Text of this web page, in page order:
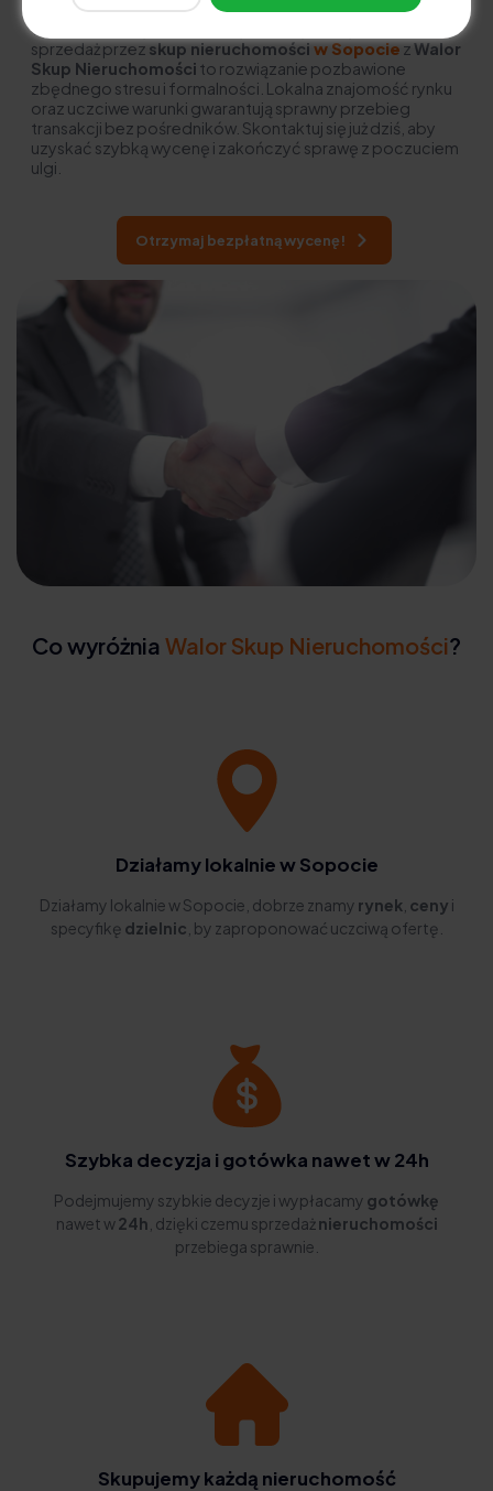
Wybierz prostą, bezpieczną i szybką drogę do spokoju —
sprzedaż przezskup nieruchomościw SopociezWalor
Skup Nieruchomości to rozwiązanie pozbawione
zbędnego stresu i formalności. Lokalna znajomość rynku
oraz uczciwe warunki gwarantują sprawny przebieg
transakcji bez pośredników. Skontaktuj się już dziś, aby
uzyskać szybką wycenę i zakończyć sprawę z poczuciem
ulgi.
Otrzymaj bezpłatną wycenę!
Co wyróżnia Walor Skup Nieruchomości?
Działamy lokalnie w Sopocie
Działamy lokalnie w Sopocie, dobrze znamy rynek, ceny i
specyfikę dzielnic , by zaproponować uczciwą ofertę.
Szybka decyzja i gotówka nawet w 24h
Podejmujemy szybkie decyzje i wypłacamy gotówkę
nawet w24h , dzięki czemu sprzedażnieruchomości
przebiega sprawnie.
Skupujemy każdą nieruchomość